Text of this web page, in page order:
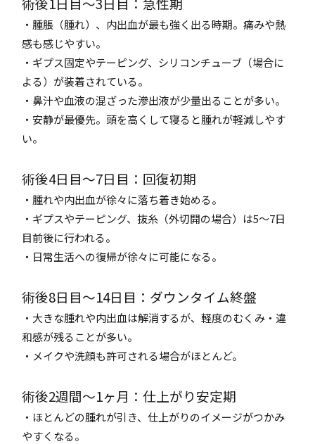
・腫脹（腫れ）、内出血が最も強く出る時期。痛みや熱
感も感じやすい。
・ギプス固定やテーピング、シリコンチューブ（場合に
よる）が装着されている。
・鼻汁や血液の混ざった滲出液が少量出ることが多い。
・安静が最優先。頭を高くして寝ると腫れが軽減しやす
い。
術後4日目〜7日目：回復初期
・腫れや内出血が徐々に落ち着き始める。
・ギプスやテーピング、抜糸（外切開の場合）は5〜7日
目前後に行われる。
・日常生活への復帰が徐々に可能になる。
術後8日目〜14日目：ダウンタイム終盤
・大きな腫れや内出血は解消するが、軽度のむくみ・違
和感が残ることが多い。
・メイクや洗顔も許可される場合がほとんど。
術後2週間〜1ヶ月：仕上がり安定期
・ほとんどの腫れが引き、仕上がりのイメージがつかみ
やすくなる。